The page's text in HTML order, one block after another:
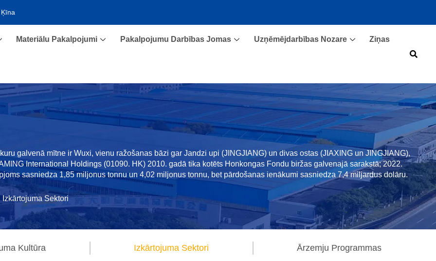
Materiālu Pakalpojumi Pakalpojumu Darbības Jomas Uzņēmējdarbības Nozare Ziņas
galvenā mītne ir Wuxi, vienu ražošanas bāzi gar Jandzi upi (JINGJIANG) un divas ostas (JIAXING un JINGJIANG),
International Holdings (01090. HK) 2010. gadā tika kotēts Honkongas Fondu biržas galvenajā sarakstā; 2022.
sasniedza 1,85 miljonus tonnu un 4,02 miljonus tonnu, bet pārdošanas ienākumi sasniedza 7,4 miljardus dolāru.
Izkārtojuma Sektori
Kultūra Izkārtojuma Sektori Ārzemju Programmas